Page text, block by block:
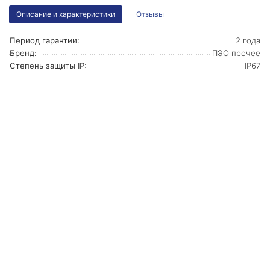
Описание и характеристики Отзывы
Период гарантии:
2 года
Бренд:
ПЭО прочее
Степень защиты IP:
IP67